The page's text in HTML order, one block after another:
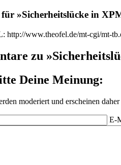
»Sicherheitslücke in
http://www.theofel.de/mt-cgi/mt-
zu
Deine Meinung:
moderiert und erscheinen
E-